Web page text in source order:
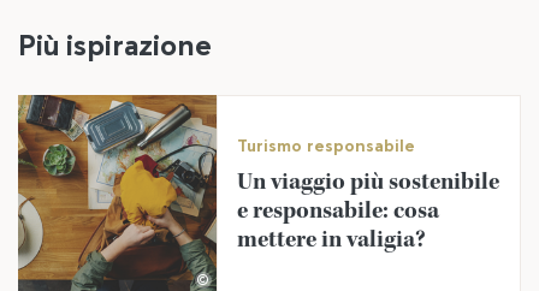
Più ispirazione
©
Turismo responsabile
Un viaggio più sostenibile
e responsabile: cosa
mettere in valigia?